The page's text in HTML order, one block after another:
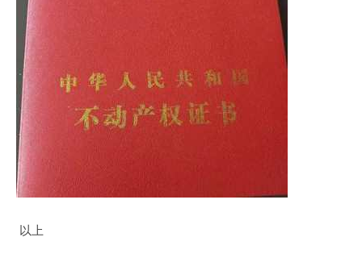
以上